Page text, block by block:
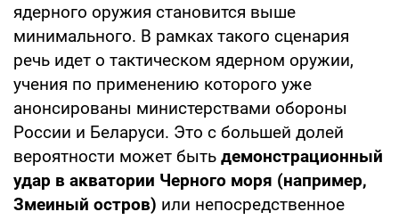
ядерного оружия становится выше
минимального. В рамках такого сценария
речь идет о тактическом ядерном оружии,
учения по применению которого уже
анонсированы министерствами обороны
России и Беларуси. Это с большей долей
вероятности может быть демонстрационный
удар в акватории Черного моря (например,
Змеиный остров) или непосредственное